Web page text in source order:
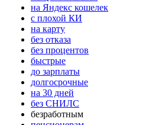
на Яндекс кошелек
с плохой КИ
на карту
без отказа
без процентов
быстрые
до зарплаты
долгосрочные
на 30 дней
без СНИЛС
безработным